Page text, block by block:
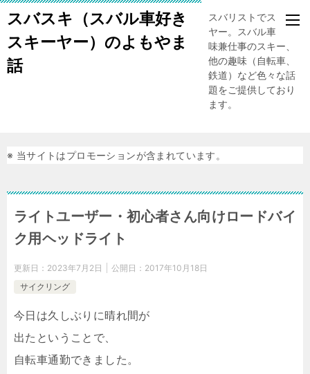
スバスキ（スバル車好き
スキーヤー）のよもやま
話
スバリストでスキー
ヤー。スバル車、趣
味兼仕事のスキー、
他の趣味（自転車、
鉄道）など色々な話
題をご提供しており
ます。
※ 当サイトはプロモーションが含まれています。
ライトユーザー・初心者さん向けロードバイ
ク用ヘッドライト
更新日： 2023年7月2日 公開日： 2017年10月18日
サイクリング
今日は久しぶりに晴れ間が
出たということで、
自転車通勤できました。